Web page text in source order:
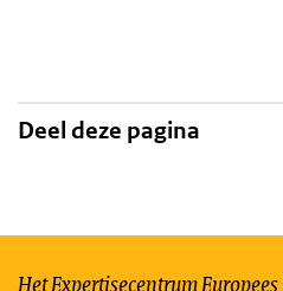
Deel deze pagina
Het Expertisecentrum